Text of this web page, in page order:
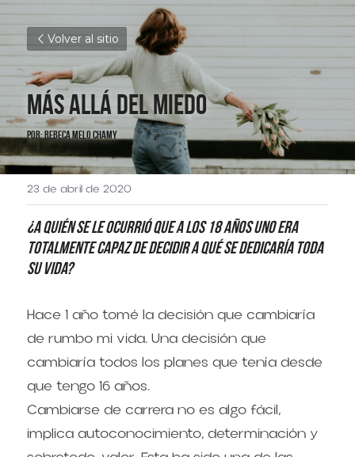
Volver al sitio
Más allá del Miedo
Por: Rebeca Melo Chamy
23 de abril de 2020
¿A quién se le ocurrió que a los 18 años uno era
totalmente capaz de decidir a qué se dedicaría toda
su vida?
Hace 1 año tomé la decisión que cambiaría
de rumbo mi vida. Una decisión que
cambiaría todos los planes que tenía desde
que tengo 16 años.
Cambiarse de carrera no es algo fácil,
implica autoconocimiento, determinación y